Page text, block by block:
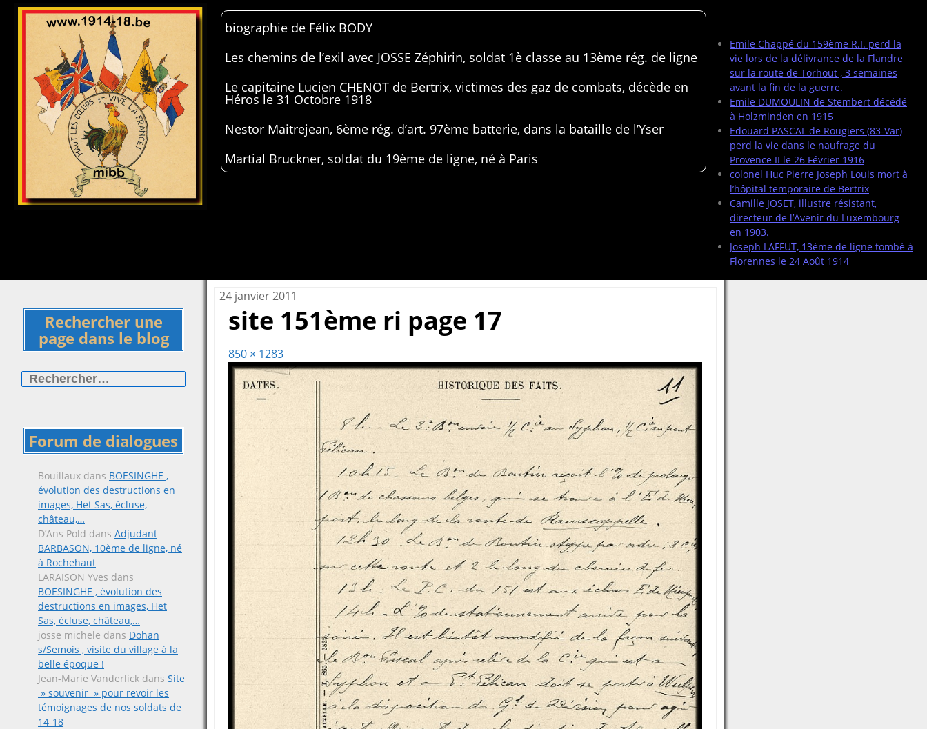
Emile Chappé du 159ème R.I. perd la
vie lors de la délivrance de la Flandre
sur la route de Torhout , 3 semaines
avant la fin de la guerre.
Emile DUMOULIN de Stembert décédé
à Holzminden en 1915
Edouard PASCAL de Rougiers (83-Var)
perd la vie dans le naufrage du
Provence II le 26 Février 1916
colonel Huc Pierre Joseph Louis mort à
l’hôpital temporaire de Bertrix
Camille JOSET, illustre résistant,
directeur de l’Avenir du Luxembourg
en 1903.
Joseph LAFFUT, 13ème de ligne tombé à
Florennes le 24 Août 1914
biographie de Félix BODY
Les chemins de l’exil avec JOSSE Zéphirin, soldat 1è classe au 13ème rég. de ligne
Le capitaine Lucien CHENOT de Bertrix, victimes des gaz de combats, décède en
Héros le 31 Octobre 1918
Nestor Maitrejean, 6ème rég. d’art. 97ème batterie, dans la bataille de l’Yser
Martial Bruckner, soldat du 19ème de ligne, né à Paris
Rechercher une
page dans le blog
Forum de dialogues
Bouillaux dans BOESINGHE ,
évolution des destructions en
images, Het Sas, écluse,
château,…
D’Ans Pold dans Adjudant
BARBASON, 10ème de ligne, né
à Rochehaut
LARAISON Yves dans
BOESINGHE , évolution des
destructions en images, Het
Sas, écluse, château,…
josse michele dans Dohan
s/Semois , visite du village à la
belle époque !
Jean-Marie Vanderlick dans Site
» souvenir » pour revoir les
témoignages de nos soldats de
14-18
24 janvier 2011
site 151ème ri page 17
850 × 1283